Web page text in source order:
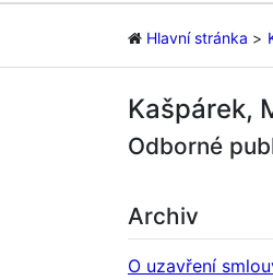
Hlavní stránka
Kašpárek,
Odborné
Archiv
O uzavření